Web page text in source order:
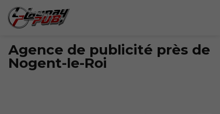
Agence de publicité près de
Nogent-le-Roi